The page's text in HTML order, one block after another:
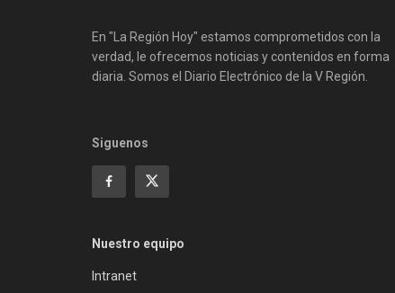
En "La Región Hoy" estamos comprometidos con la
verdad, le ofrecemos noticias y contenidos en forma
diaria. Somos el Diario Electrónico de la V Región.
Siguenos
Nuestro equipo
Intranet